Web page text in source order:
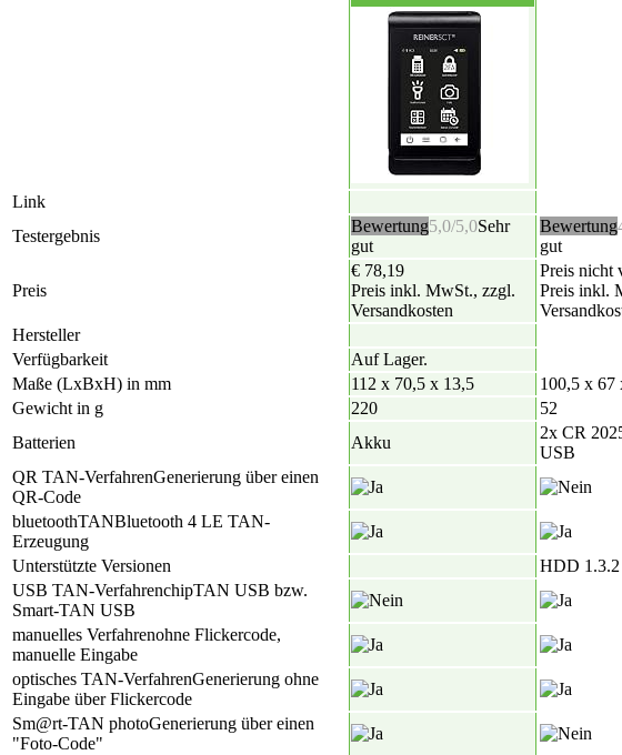
Link
Testergebnis
Bewertung5,0/5,0Sehr
gut
Bewertung
gut
Preis
€ 78,19
Preis inkl. MwSt., zzgl.
Versandkosten
Preis nicht
Preis inkl.
Hersteller
Verfügbarkeit
Auf Lager.
Maße (LxBxH) in mm
112 x 70,5 x 13,5 100,5 x 67
Gewicht in g
220 52
Batterien
Akku
2x CR
USB
QR TAN-VerfahrenGenerierung über einen
QR-Code
bluetoothTANBluetooth 4 LE TAN-
Erzeugung
Unterstützte Versionen
HDD 1.3.2
USB TAN-VerfahrenchipTAN USB bzw.
Smart-TAN USB
manuelles Verfahrenohne Flickercode,
manuelle Eingabe
optisches TAN-VerfahrenGenerierung ohne
Eingabe über Flickercode
Sm@rt-TAN photoGenerierung über einen
"Foto-Code"